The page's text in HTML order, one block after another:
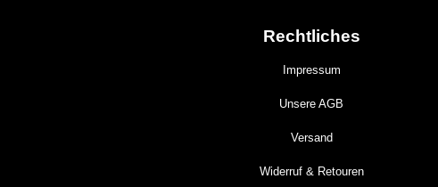
Rechtliches
Impressum
Unsere AGB
Versand
Widerruf & Retouren